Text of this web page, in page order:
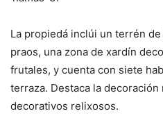
La propiedá inclúi un terrén
praos, una zona de xardín
frutales, y cuenta con siete
terraza. Destaca la
decorativos relixosos.